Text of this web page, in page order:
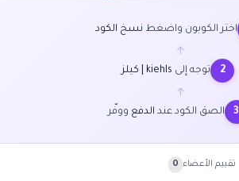
اختر الكوبون واضغط نسخ الكود
←
2 توجه إلى kiehls | كيلز
←
3 الصق الكود عند الدفع ووفّر
تقييم الأعضاء 0